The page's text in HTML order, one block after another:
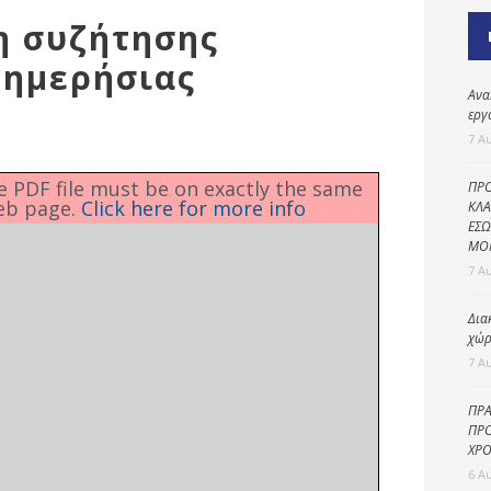
προστασία
συζήτησης
file must be on exactly the same
page. Click here for more info
7
7
7
6